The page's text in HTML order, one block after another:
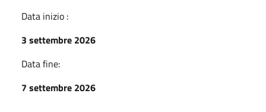
Data inizio :
3 settembre 2026
Data fine:
7 settembre 2026